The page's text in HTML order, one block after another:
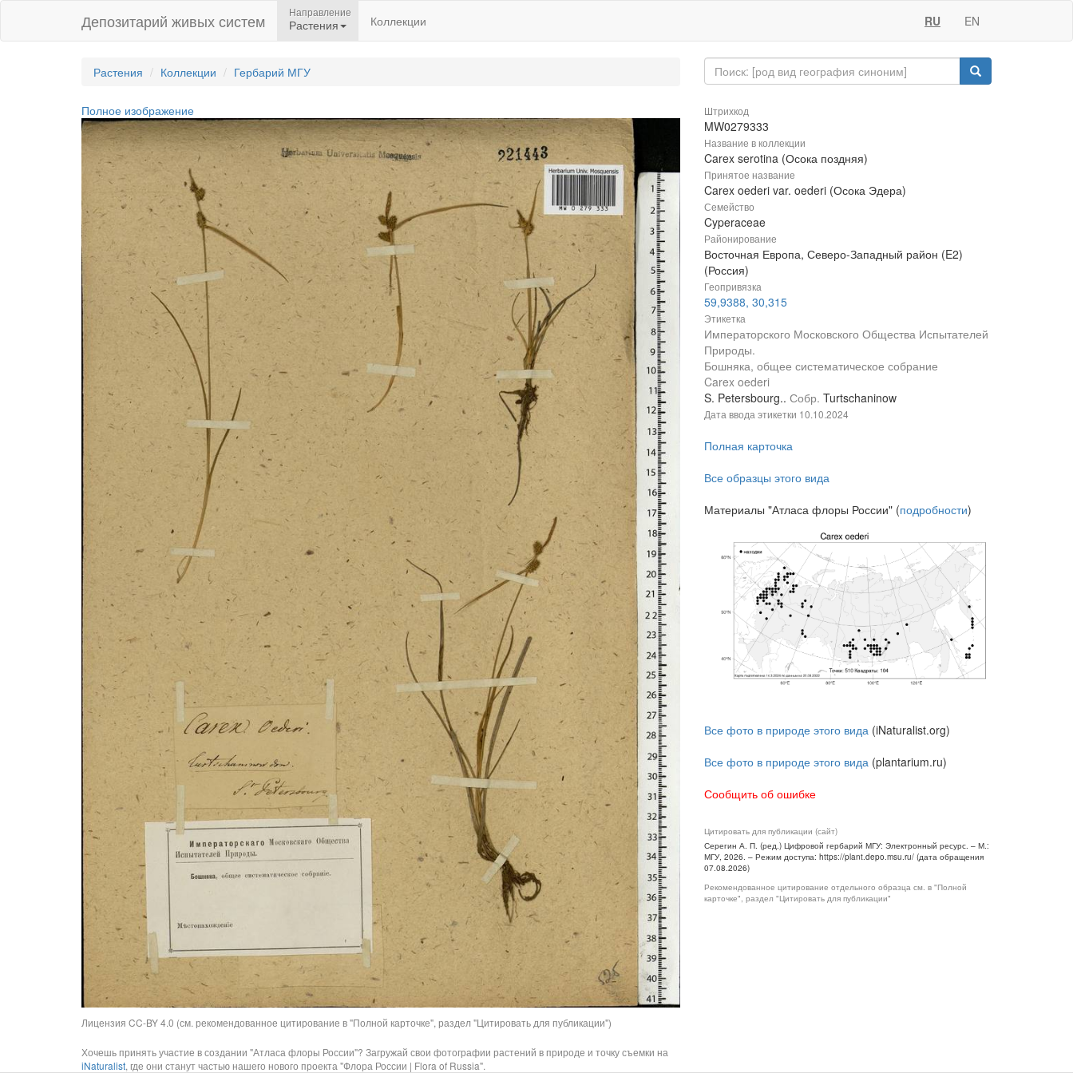
Депозитарий живых систем Направление
Растения Коллекции RU EN
Растения Коллекции Гербарий МГУ
Полное изображение
Лицензия CC-BY 4.0 (см. рекомендованное цитирование в "Полной карточке", раздел "Цитировать для публикации")
Хочешь принять участие в создании "Атласа флоры России"? Загружай свои фотографии растений в природе и точку съемки на
iNaturalist, где они станут частью нашего нового проекта "Флора России | Flora of Russia".
Штрихкод
MW0279333
Название в коллекции
Carex serotina (Осока поздняя)
Принятое название
Carex oederi var. oederi (Осока Эдера)
Семейство
Cyperaceae
Районирование
Восточная Европа, Северо-Западный район (E2)
(Россия)
Геопривязка
59,9388, 30,315
Этикетка
Императорского Московского Общества Испытателей
Природы.
Бошняка, общее систематическое собрание
Carex oederi
S. Petersbourg.. Собр. Turtschaninow
Дата ввода этикетки 10.10.2024
Полная карточка
Все образцы этого вида
Материалы "Атласа флоры России" (подробности)
Все фото в природе этого вида (iNaturalist.org)
Все фото в природе этого вида (plantarium.ru)
Сообщить об ошибке
Цитировать для публикации (сайт)
Серегин А. П. (ред.) Цифровой гербарий МГУ: Электронный ресурс. – М.:
МГУ, 2026. – Режим доступа: https://plant.depo.msu.ru/ (дата обращения
07.08.2026)
Рекомендованное цитирование отдельного образца см. в "Полной
карточке", раздел "Цитировать для публикации"